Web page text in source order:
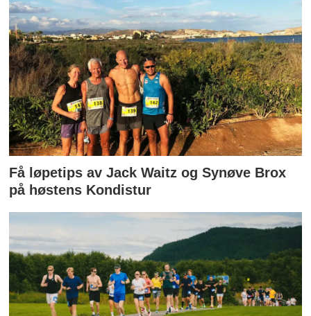
Få løpetips av Jack Waitz og Synøve Brox
på høstens Kondistur